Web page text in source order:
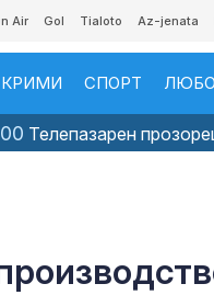
Air Gol Tialoto Az-jenata
КРИМИ СПОРТ
Телепазарен